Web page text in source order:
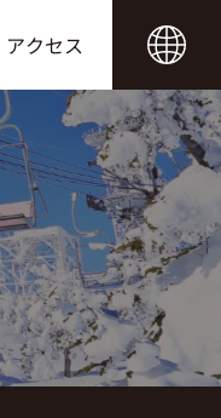
アクセス